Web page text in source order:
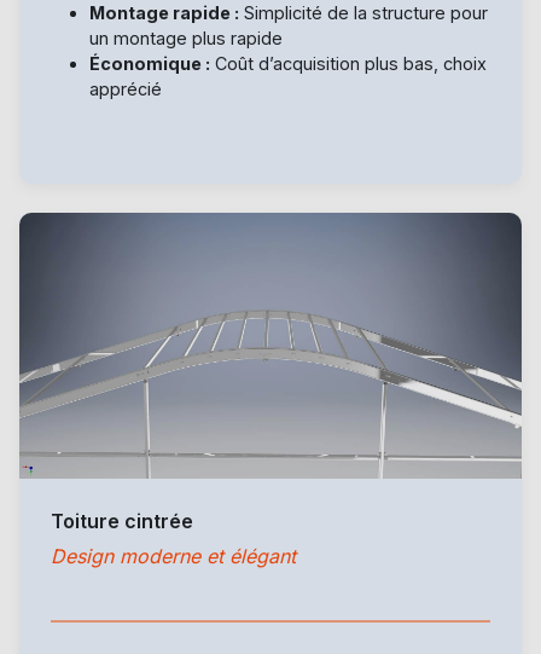
Montage rapide : Simplicité de la structure pour
un montage plus rapide
Économique : Coût d’acquisition plus bas, choix
apprécié
Toiture cintrée
Design moderne et élégant